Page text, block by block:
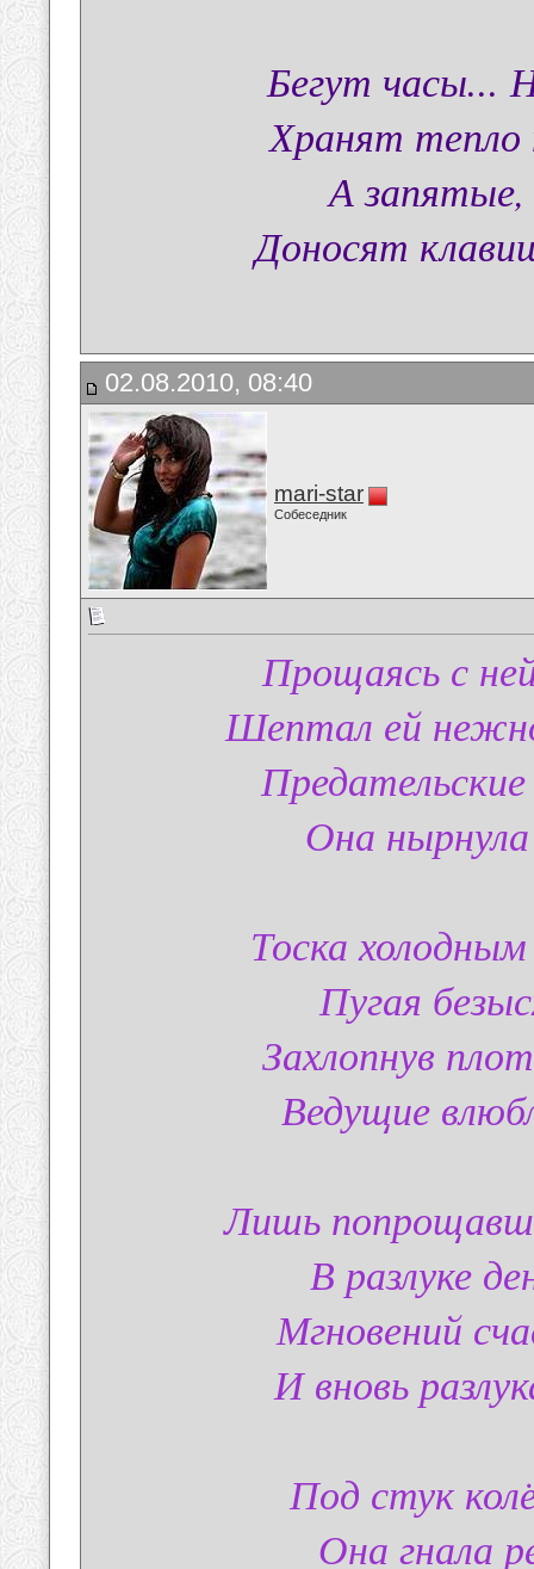
Бегут часы...
Хранят тепло
А запятые,
Доносят
02.08.2010, 08:40
mari-star
Собеседник
Прощаясь с
Шептал ей
Она
Тоска
Пугая
Захлопнув
Ведущие
Лишь
В разлуке
Мгновений
И вновь
Под стук
Она гнала